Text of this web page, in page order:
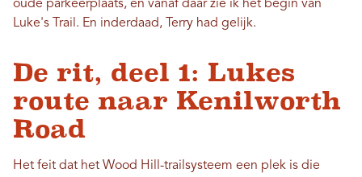
oude parkeerplaats, en vanaf daar zie ik het begin van
Luke's Trail. En inderdaad, Terry had gelijk.
De rit, deel 1: Lukes
route naar Kenilworth
Road
Het feit dat het Wood Hill-trailsysteem een ​​plek is die